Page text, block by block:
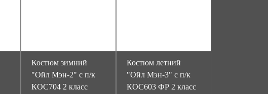
Костюм зимний
"Ойл Мэн-2" с п/к
КОС704 2 класс
Костюм летний
"Ойл Мэн-3" с п/к
КОС603 ФР 2 класс